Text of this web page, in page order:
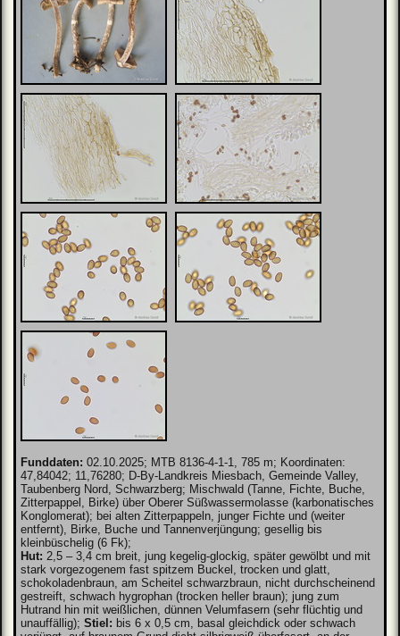
Funddaten: 02.10.2025; MTB 8136-4-1-1, 785 m; Koordinaten:
47,84042; 11,76280; D-By-Landkreis Miesbach, Gemeinde Valley,
Taubenberg Nord, Schwarzberg; Mischwald (Tanne, Fichte, Buche,
Zitterpappel, Birke) über Oberer Süßwassermolasse (karbonatisches
Konglomerat); bei alten Zitterpappeln, junger Fichte und (weiter
entfernt), Birke, Buche und Tannenverjüngung; gesellig bis
kleinbüschelig (6 Fk);
Hut: 2,5 – 3,4 cm breit, jung kegelig-glockig, später gewölbt und mit
stark vorgezogenem fast spitzem Buckel, trocken und glatt,
schokoladenbraun, am Scheitel schwarzbraun, nicht durchscheinend
gestreift, schwach hygrophan (trocken heller braun); jung zum
Hutrand hin mit weißlichen, dünnen Velumfasern (sehr flüchtig und
unauffällig); Stiel: bis 6 x 0,5 cm, basal gleichdick oder schwach